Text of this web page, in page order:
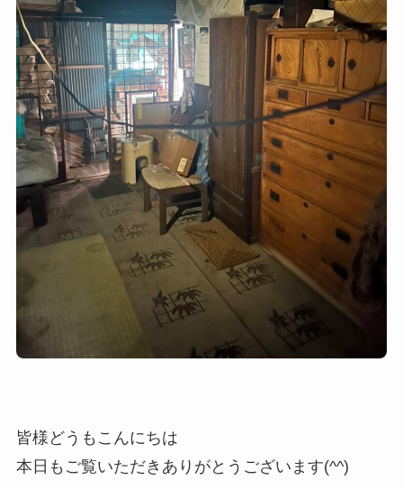
皆様どうもこんにちは
本日もご覧いただきありがとうございます(^^)